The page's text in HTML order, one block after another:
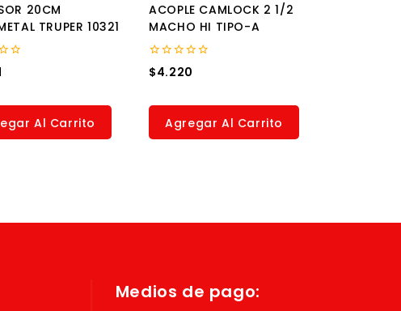
20CM
TRUPER 10321
Al Carrito
ACOPLE CAMLOCK 2 1/2
MACHO HI TIPO-A
0
out
$4.220
Agregar Al Carrito
Medios de pago: